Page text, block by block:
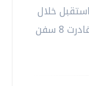
خلال
الـ 24 ساعة الماضية 10 سفن، بينما غادرت 8 سفن